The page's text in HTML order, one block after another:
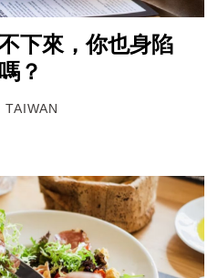
下來，你也身陷
？